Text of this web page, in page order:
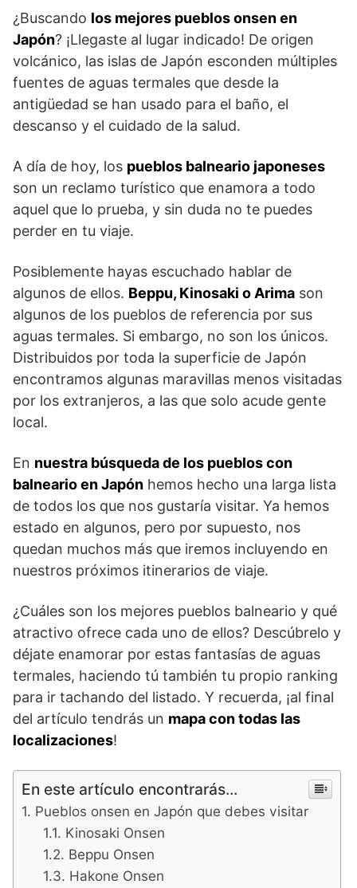
¿Buscando los mejores pueblos onsen en
Japón? ¡Llegaste al lugar indicado! De origen
volcánico, las islas de Japón esconden múltiples
fuentes de aguas termales que desde la
antigüedad se han usado para el baño, el
descanso y el cuidado de la salud.
A día de hoy, los pueblos balneario japoneses
son un reclamo turístico que enamora a todo
aquel que lo prueba, y sin duda no te puedes
perder en tu viaje.
Posiblemente hayas escuchado hablar de
algunos de ellos. Beppu, Kinosaki o Arima son
algunos de los pueblos de referencia por sus
aguas termales. Si embargo, no son los únicos.
Distribuidos por toda la superficie de Japón
encontramos algunas maravillas menos visitadas
por los extranjeros, a las que solo acude gente
local.
En nuestra búsqueda de los pueblos con
balneario en Japón hemos hecho una larga lista
de todos los que nos gustaría visitar. Ya hemos
estado en algunos, pero por supuesto, nos
quedan muchos más que iremos incluyendo en
nuestros próximos itinerarios de viaje.
¿Cuáles son los mejores pueblos balneario y qué
atractivo ofrece cada uno de ellos? Descúbrelo y
déjate enamorar por estas fantasías de aguas
termales, haciendo tú también tu propio ranking
para ir tachando del listado. Y recuerda, ¡al final
del artículo tendrás un mapa con todas las
localizaciones!
En este artículo encontrarás...
Pueblos onsen en Japón que debes visitar
Kinosaki Onsen
Beppu Onsen
Hakone Onsen